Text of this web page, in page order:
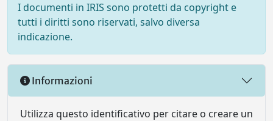
I documenti in IRIS sono protetti da copyright e
tutti i diritti sono riservati, salvo diversa
indicazione.
Informazioni
Utilizza questo identificativo per citare o creare un